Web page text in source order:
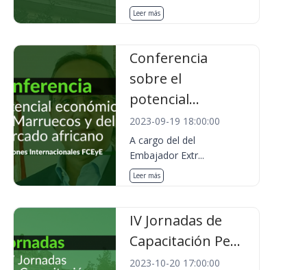
Leer más
Conferencia
sobre el
potencial...
2023-09-19 18:00:00
A cargo del del
Embajador Extr...
Leer más
IV Jornadas de
Capacitación Pe...
2023-10-20 17:00:00